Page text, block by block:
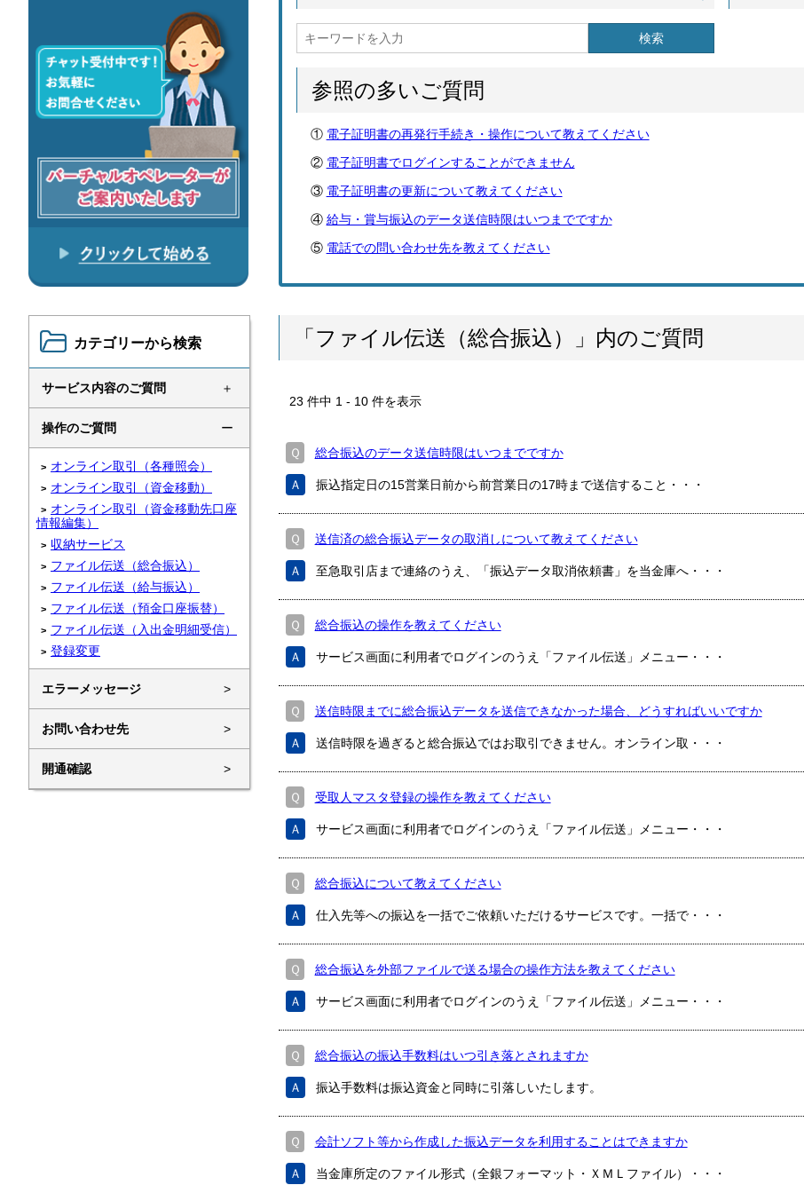
検索
参照の多いご質問
電子証明書の再発行手続き・操作について教えてください
電子証明書でログインすることができません
電子証明書の更新について教えてください
給与・賞与振込のデータ送信時限はいつまでですか
電話での問い合わせ先を教えてください
カテゴリーから検索
サービス内容のご質問 ＋
操作のご質問 ー
オンライン取引（各種照会）
オンライン取引（資金移動）
オンライン取引（資金移動先口座
情報編集）
収納サービス
ファイル伝送（総合振込）
ファイル伝送（給与振込）
ファイル伝送（預金口座振替）
ファイル伝送（入出金明細受信）
登録変更
エラーメッセージ >
お問い合わせ先 >
開通確認 >
「ファイル伝送（総合振込）」内のご質問
23 件中 1 - 10 件を表示
Ｑ 総合振込のデータ送信時限はいつまでですか
Ａ 振込指定日の15営業日前から前営業日の17時まで送信すること・・・
Ｑ 送信済の総合振込データの取消しについて教えてください
Ａ 至急取引店まで連絡のうえ、「振込データ取消依頼書」を当金庫へ・・・
Ｑ 総合振込の操作を教えてください
Ａ サービス画面に利用者でログインのうえ「ファイル伝送」メニュー・・・
Ｑ 送信時限までに総合振込データを送信できなかった場合、どうすればいいですか
Ａ 送信時限を過ぎると総合振込ではお取引できません。オンライン取・・・
Ｑ 受取人マスタ登録の操作を教えてください
Ａ サービス画面に利用者でログインのうえ「ファイル伝送」メニュー・・・
Ｑ 総合振込について教えてください
Ａ 仕入先等への振込を一括でご依頼いただけるサービスです。一括で・・・
Ｑ 総合振込を外部ファイルで送る場合の操作方法を教えてください
Ａ サービス画面に利用者でログインのうえ「ファイル伝送」メニュー・・・
Ｑ 総合振込の振込手数料はいつ引き落とされますか
Ａ 振込手数料は振込資金と同時に引落しいたします。
Ｑ 会計ソフト等から作成した振込データを利用することはできますか
Ａ 当金庫所定のファイル形式（全銀フォーマット・ＸＭＬファイル）・・・